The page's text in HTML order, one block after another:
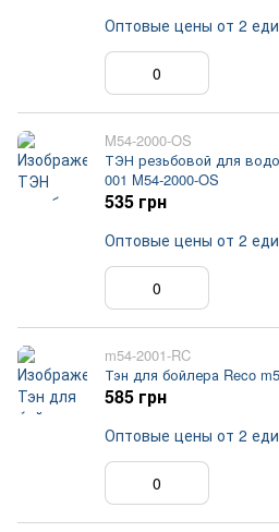
Оптовые цены от 2
M54-2000-OS
ТЭН резьбовой для
001 M54-2000-OS
535 грн
Оптовые цены от 2
m54-2001-RC
Тэн для бойлера Reco
585 грн
Оптовые цены от 2